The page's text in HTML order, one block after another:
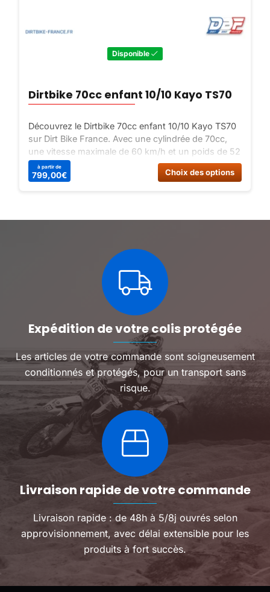
Disponible
Dirtbike 70cc enfant 10/10 Kayo TS70
Découvrez le Dirtbike 70cc enfant 10/10 Kayo TS70
sur Dirt Bike France. Avec une cylindrée de 70cc,
une vitesse maximale de 60 km/h et un poids de 52
Kg, ce dirtbike est parfait pour les jeunes pilotes en
herbe. Commandez-le dès maintenant !
à partir de
799,00€ Choix des options
Ce
produit
produit
Expédition de votre colis protégée
Les articles de votre commande sont soigneusement
conditionnés et protégés, pour un transport sans
risque.
Livraison rapide de votre commande
Livraison rapide : de 48h à 5/8j ouvrés selon
approvisionnement, avec délai extensible pour les
produits à fort succès.